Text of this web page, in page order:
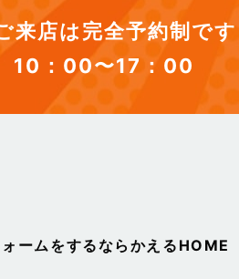
来店は完全予約制です
10：00〜17：00
ームをするならかえるHOME